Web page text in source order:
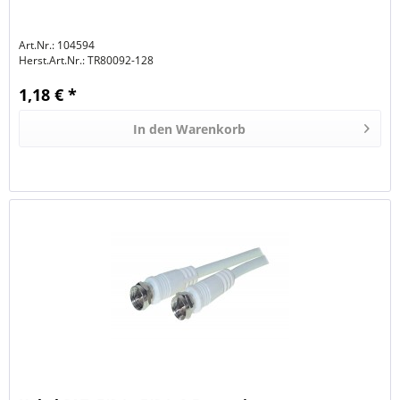
Art.Nr.: 104594
Herst.Art.Nr.:TR80092-128
1,18 € *
In den Warenkorb